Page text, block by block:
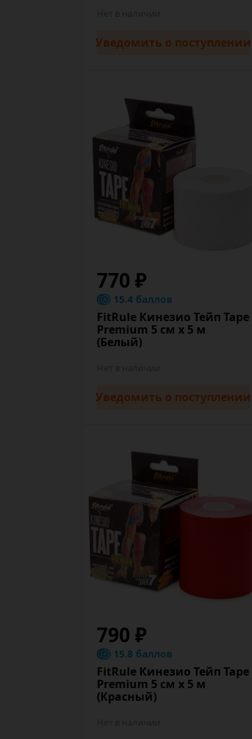
Уведомить о поступлении
770 ₽
15.4 баллов
FitRule Кинезио Тейп Tape
Premium 5 cм х 5 м
(Белый)
Уведомить о поступлении
790 ₽
15.8 баллов
FitRule Кинезио Тейп Tape
Premium 5 cм х 5 м
(Красный)